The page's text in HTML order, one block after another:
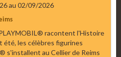
au 02/09/2026
racontent l'Histoire
été, les célèbres figurines
s'installent au Cellier de Reims